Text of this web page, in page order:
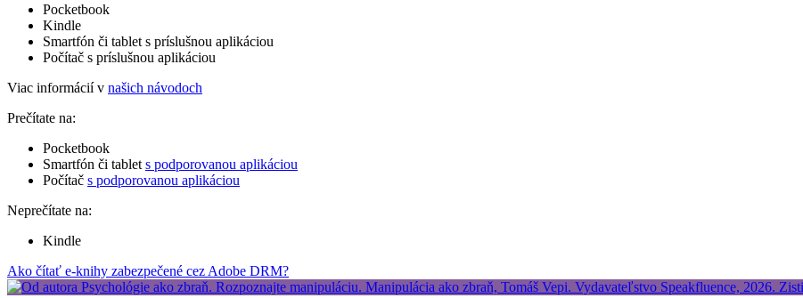
Pocketbook
Kindle
Smartfón či tablet s príslušnou aplikáciou
Počítač s príslušnou aplikáciou
Viac informácií v našich návodoch
Prečítate na:
Pocketbook
Smartfón či tablet s podporovanou aplikáciou
Počítač s podporovanou aplikáciou
Neprečítate na:
Kindle
Ako čítať e-knihy zabezpečené cez Adobe DRM?